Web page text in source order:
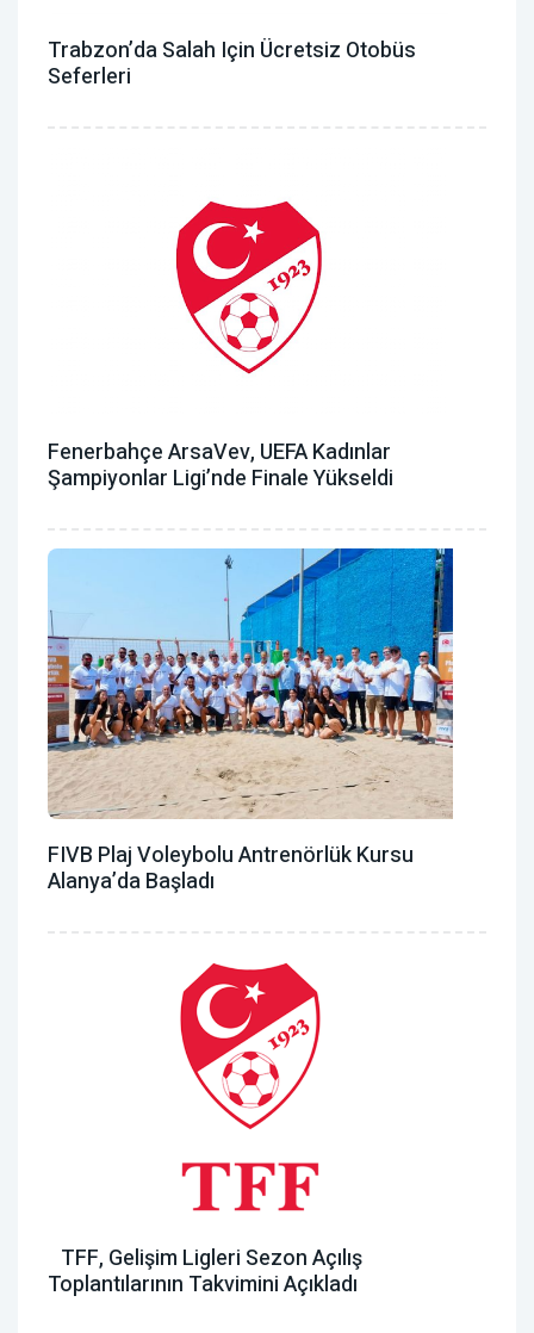
Trabzon’da Salah Için Ücretsiz Otobüs
Seferleri
Fenerbahçe ArsaVev, UEFA Kadınlar
Şampiyonlar Ligi’nde Finale Yükseldi
FIVB Plaj Voleybolu Antrenörlük Kursu
Alanya’da Başladı
TFF, Gelişim Ligleri Sezon Açılış
Toplantılarının Takvimini Açıkladı